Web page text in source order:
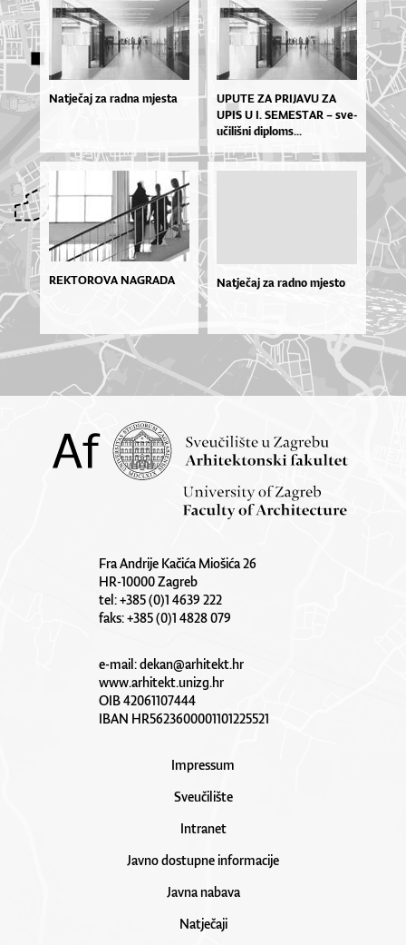
Natječaj za radna mjesta
UPU­TE ZA PRI­JA­VU ZA
UPIS U I. SE­MES­TAR – sve­
u­či­liš­ni di­plo­ms...
REKTOROVA NAGRADA Natječaj za radno mjesto
Fra Andrije Kačića Miošića 26
HR-10000 Zagreb
tel: +385 (0)1 4639 222
faks: +385 (0)1 4828 079
e-mail:dekan@arhitekt.hr
www.arhitekt.unizg.hr
OIB 42061107444
IBAN HR5623600001101225521
Impressum
Sveučilište
Intranet
Javno dostupne informacije
Javna nabava
Natječaji